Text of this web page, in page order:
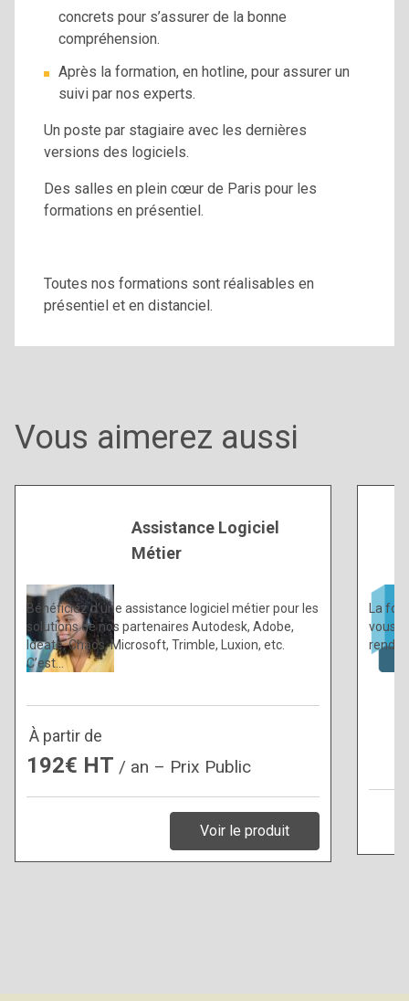
concrets pour s’assurer de la bonne
compréhension.
Après la formation, en hotline, pour assurer un
suivi par nos experts.
Un poste par stagiaire avec les dernières
versions des logiciels.
Des salles en plein cœur de Paris pour les
formations en présentiel.
Toutes nos formations sont réalisables en
présentiel et en distanciel.
Vous aimerez aussi
Assistance Logiciel
Métier
Bénéficiez d’une assistance logiciel métier pour les
solutions de nos partenaires Autodesk, Adobe,
Ideate, Chaos, Microsoft, Trimble, Luxion, etc.
C’est…
À partir de
192€ HT / an – Prix Public
Voir le produit
La
vous